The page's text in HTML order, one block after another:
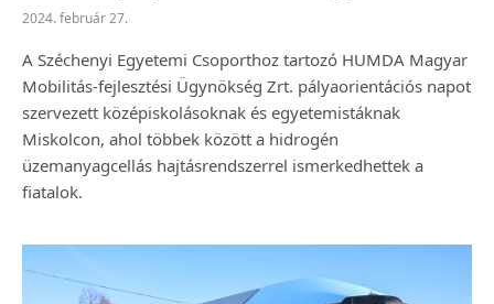
2024. február 27.
A Széchenyi Egyetemi Csoporthoz tartozó HUMDA Magyar
Mobilitás-fejlesztési Ügynökség Zrt. pályaorientációs napot
szervezett középiskolásoknak és egyetemistáknak
Miskolcon, ahol többek között a hidrogén
üzemanyagcellás hajtásrendszerrel ismerkedhettek a
fiatalok.